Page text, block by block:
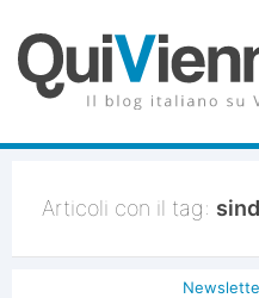
Articoli con il tag: